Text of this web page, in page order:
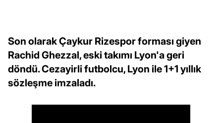
Son olarak Çaykur Rizespor forması giyen
Rachid Ghezzal, eski takımı Lyon'a geri
döndü. Cezayirli futbolcu, Lyon ile 1+1 yıllık
sözleşme imzaladı.